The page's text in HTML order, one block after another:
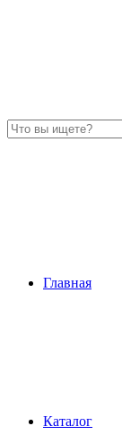
Главная
Каталог